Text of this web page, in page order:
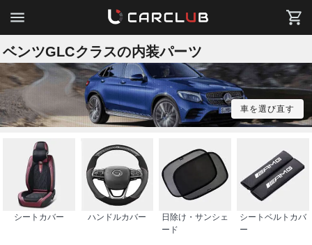
ベンツGLCクラスの内装パーツ
車を選び直す
シートカバー ハンドルカバー
日除け・サンシェ
ード
シートベルトカバ
ー